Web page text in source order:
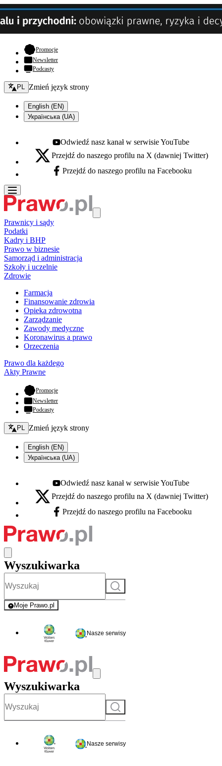
Promocje- otwiera się w nowej karcie
Newsletter
Podcasty
Zmień język - bieżący:
PL Zmień język strony
English (EN)
Українська (UA)
Youtube - otwiera się w nowej karcie
Odwiedź nasz kanał w serwisie YouTube
X - otwiera się w nowej karcie
Przejdź do naszego profilu na X (dawniej Twitter)
Facebook - otwiera się w nowej karcie
Przejdź do naszego profilu na Facebooku
Prawnicy i sądy
Podatki
Kadry i BHP
Prawo w biznesie
Samorząd i administracja
Szkoły i uczelnie
Zdrowie
Farmacja
Finansowanie zdrowia
Opieka zdrowotna
Zarządzanie
Zawody medyczne
Koronawirus a prawo
Orzeczenia
Prawo dla każdego
Akty Prawne
Promocje- otwiera się w nowej karcie
Newsletter
Podcasty
Zmień język - bieżący:
PL Zmień język strony
English (EN)
Українська (UA)
Youtube - otwiera się w nowej karcie
Odwiedź nasz kanał w serwisie YouTube
X - otwiera się w nowej karcie
Przejdź do naszego profilu na X (dawniej Twitter)
Facebook - otwiera się w nowej karcie
Przejdź do naszego profilu na Facebooku
Wyszukiwarka
Szukaj
Moje Prawo.pl
- rejestracja i logowanie do serwisu
Nasze serwisy
Wyszukiwarka
Szukaj
Nasze serwisy